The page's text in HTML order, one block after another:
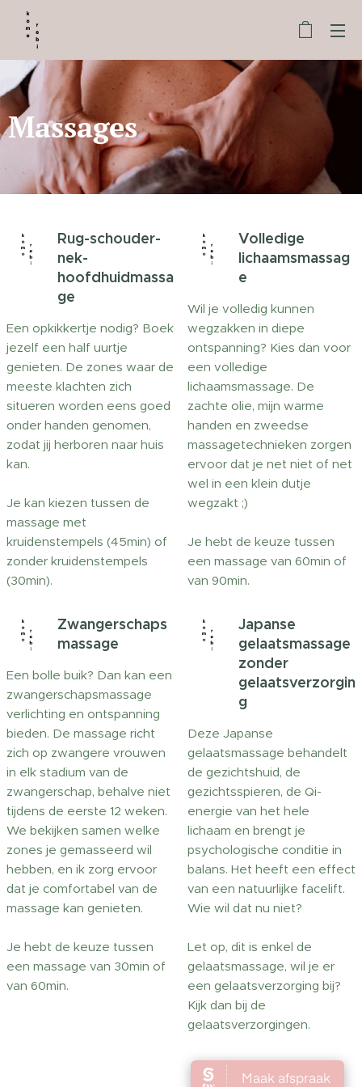
Massages
Rug-schouder-
nek-
hoofdhuidmassa
ge
Een opkikkertje nodig? Boek
jezelf een half uurtje
genieten. De zones waar de
meeste klachten zich
situeren worden eens goed
onder handen genomen,
zodat jij herboren naar huis
kan.
Je kan kiezen tussen de
massage met
kruidenstempels (45min) of
zonder kruidenstempels
(30min).
Volledige
lichaamsmassag
e
Wil je volledig kunnen
wegzakken in diepe
ontspanning? Kies dan voor
een volledige
lichaamsmassage. De
zachte olie, mijn warme
handen en zweedse
massagetechnieken zorgen
ervoor dat je net niet of net
wel in een klein dutje
wegzakt ;)
Je hebt de keuze tussen
een massage van 60min of
van 90min.
Zwangerschaps
massage
Een bolle buik? Dan kan een
zwangerschapsmassage
verlichting en ontspanning
bieden. De massage richt
zich op zwangere vrouwen
in elk stadium van de
zwangerschap, behalve niet
tijdens de eerste 12 weken.
We bekijken samen welke
zones je gemasseerd wil
hebben, en ik zorg ervoor
dat je comfortabel van de
massage kan genieten.
Je hebt de keuze tussen
een massage van 30min of
van 60min.
Japanse
gelaatsmassage
zonder
gelaatsverzorgin
g
Deze Japanse
gelaatsmassage behandelt
de gezichtshuid, de
gezichtsspieren, de Qi-
energie van het hele
lichaam en brengt je
psychologische conditie in
balans. Het heeft een effect
van een natuurlijke facelift.
Wie wil dat nu niet?
Let op, dit is enkel de
gelaatsmassage, wil je er
een gelaatsverzorging bij?
Kijk dan bij de
gelaatsverzorgingen.